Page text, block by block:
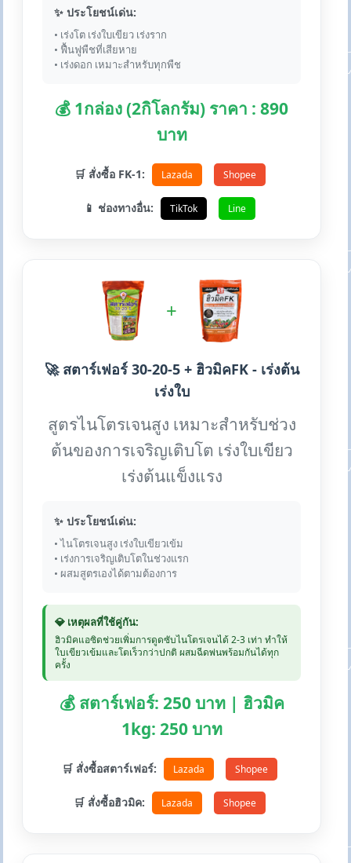
✨ ประโยชน์เด่น:
• เร่งโต เร่งใบเขียว เร่งราก
• ฟื้นฟูพืชที่เสียหาย
• เร่งดอก เหมาะสำหรับทุกพืช
💰 1กล่อง (2กิโลกรัม) ราคา : 890
บาท
🛒 สั่งซื้อ FK-1: Lazada Shopee
📱 ช่องทางอื่น: TikTok Line
+
🚀 สตาร์เฟอร์ 30-20-5 + ฮิวมิคFK - เร่งต้น
เร่งใบ
สูตรไนโตรเจนสูง เหมาะสำหรับช่วง
ต้นของการเจริญเติบโต เร่งใบเขียว
เร่งต้นแข็งแรง
✨ ประโยชน์เด่น:
• ไนโตรเจนสูง เร่งใบเขียวเข้ม
• เร่งการเจริญเติบโตในช่วงแรก
• ผสมสูตรเองได้ตามต้องการ
💎 เหตุผลที่ใช้คู่กัน:
ฮิวมิคแอซิดช่วยเพิ่มการดูดซับไนโตรเจนได้ 2-3 เท่า ทำให้
ใบเขียวเข้มและโตเร็วกว่าปกติ ผสมฉีดพ่นพร้อมกันได้ทุก
ครั้ง
💰 สตาร์เฟอร์: 250 บาท | ฮิวมิค
1kg: 250 บาท
🛒 สั่งซื้อสตาร์เฟอร์: Lazada Shopee
🛒 สั่งซื้อฮิวมิค: Lazada Shopee